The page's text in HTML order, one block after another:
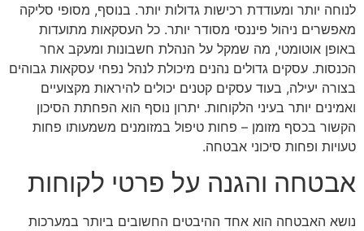
לנוחה יותר ומעודדת רכישות גדולות יותר. בנוסף, מסופי סליקה
מאפשרים ניהול פיננסי מסודר יותר. כל העסקאות מתועדות
באופן אוטומטי, מה שמקל על הנהלת חשבונות ומעקב אחר
הכנסות. עסקים גדולים נהנים מיכולת לנהל נפחי עסקאות גבוהים
בצורה יעילה, בעוד עסקים קטנים יכולים להיראות מקצועיים
ואמינים יותר בעיני הלקוחות. יתרון נוסף הוא הפחתת הסיכון
הקשור בכסף מזומן – פחות טיפול במזומנים משמעותו פחות
טעויות ופחות סיכוני אבטחה.
אבטחה והגנה על פרטי לקוחות
נושא האבטחה הוא אחד ההיבטים החשובים ביותר במערכות